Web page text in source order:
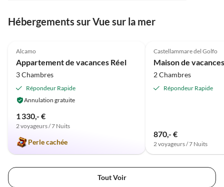
auch am Abend. Giuseppe und seine Söhne geben gute
Palermo ist sehr schön!
Hébergements sur Vue sur la mer
Alcamo
Appartement de vacances Réel
3 Chambres
Répondeur Rapide
Annulation gratuite
1 330,- €
2 voyageurs / 7 Nuits
Perle cachée
Castellammare del Golfo
2 Chambres
Répondeur Rapide
870,- €
2 voyageurs / 7 Nuits
Tout Voir